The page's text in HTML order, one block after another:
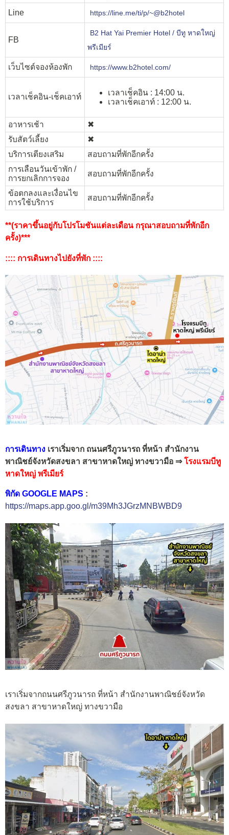
Line
https://line.me/ti/p/~@b2hotel
FB
B2 Hat Yai Premier Hotel / บีทู หาดใหญ่
พรีเมียร์
เว็บไซต์จองห้องพัก https://www.b2hotel.com/
เวลาเช็คอิน-เช็คเอาท์
เวลาเช็คอิน : 14:00 น.
เวลาเช็คเอาท์ : 12:00 น.
อาหารเช้า
✖︎
รับสัตว์เลี้ยง
✖︎
บริการเตียงเสริม
สอบถามที่พักอีกครั้ง
การเลือนวันเข้าพัก /
การยกเลิกการจอง
สอบถามที่พักอีกครั้ง
ข้อตกลงและเงื่อนไข
การใช้บริการ
สอบถามที่พักอีกครั้ง
**(ราคาขึ้นอยู่กับโปรโมชันแต่ละเดือน กรุณาสอบถามที่พักอีก
ครั้ง)***
:::: การเดินทางไปยังที่พัก ::::
การเดินทาง เราเริ่มจาก ถนนศรีภูวนารถ ที่หน้า สำนักงาน
พาณิชย์จังหวัดสงขลา สาขาหาดใหญ่ ทางขวามือ ⇒โรงแรมบีทู
หาดใหญ่ พรีเมียร์
พิกัด GOOGLE MAPS :
https://maps.app.goo.gl/m39Mh3JGrzMNBWBD9
เราเริ่มจากถนนศรีภูวนารถ ที่หน้า สำนักงานพาณิชย์จังหวัด
สงขลา สาขาหาดใหญ่ ทางขวามือ